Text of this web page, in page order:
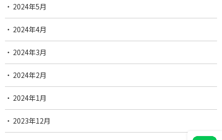
2024年5月
2024年4月
2024年3月
2024年2月
2024年1月
2023年12月